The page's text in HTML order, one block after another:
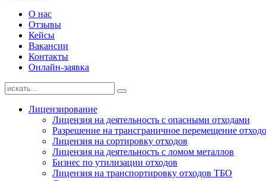
О нас
Отзывы
Кейсы
Вакансии
Контакты
Онлайн-заявка
Лицензирование
Лицензия на деятельность с опасными отходами
Разрешение на трансграничное перемещение
Лицензия на сортировку отходов
Лицензия на деятельность с ломом металлов
Бизнес по утилизации отходов
Лицензия на транспортировку отходов ТБО